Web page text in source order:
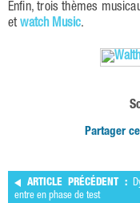
Enfin, trois thèmes
etwatch Music.
Partager
ARTICLE PRÉCÉDENT :
entre en phase de test